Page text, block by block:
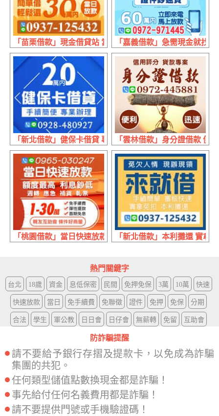
「苗栗借款」現金借貸站 當日放款 | 30萬內 生活急用資金
「嘉義借款」急需現金就找
「新北借款」健保卡借貸 專業辦理 | 20萬內 手續簡便
「雲林借款」身分證借款 便
「桃園借款」當日快速放款 親友互助會 | 1~30萬 額度最高
「新北借款」本利攤還 實拿
熱門關鍵字
台北 18歲 資金 息低保密 民間 免押免保 3萬 10萬 快速
快速放款 當日 免手續費 免聯徵 證件 免押 免保 分期
合法 學生 軍公教 日日會 日仔會 無薪轉 免留 互助會
防詐騙提醒
請不要給予銀行存摺及提款卡，以免成為詐騙
集團的共犯。
任何類型儲值點數換現金都是詐騙！
事先給付任何名義費用都是詐騙！
請不要提供門號或手機驗證碼！